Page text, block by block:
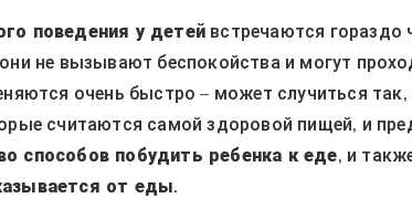
поведения у детей встречаются гораздо
не вызывают беспокойства и могут
очень быстро – может случиться так,
считаются самой здоровой пищей, и
способов побудить ребенка к еде, и
от еды.